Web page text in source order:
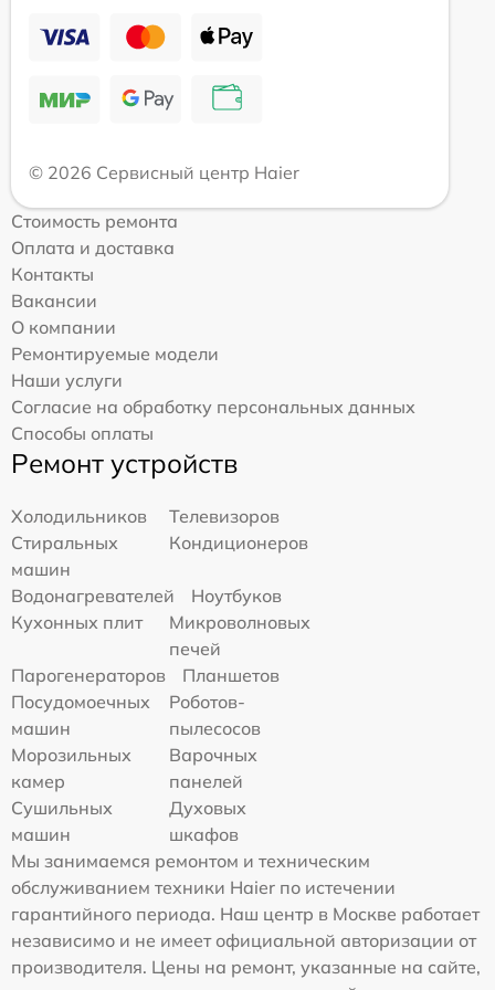
© 2026 Сервисный центр Haier
Стоимость ремонта
Оплата и доставка
Контакты
Вакансии
О компании
Ремонтируемые модели
Наши услуги
Согласие на обработку персональных данных
Способы оплаты
Ремонт устройств
Холодильников
Телевизоров
Стиральных
машин
Кондиционеров
Водонагревателей
Ноутбуков
Кухонных плит
Микроволновых
печей
Парогенераторов
Планшетов
Посудомоечных
машин
Роботов-
пылесосов
Морозильных
камер
Варочных
панелей
Сушильных
машин
Духовых
шкафов
Мы занимаемся ремонтом и техническим
обслуживанием техники Haier по истечении
гарантийного периода. Наш центр в Москве работает
независимо и не имеет официальной авторизации от
производителя. Цены на ремонт, указанные на сайте,